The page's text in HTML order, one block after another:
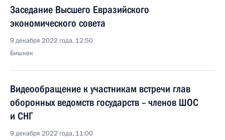
Заседание Высшего Евразийского
экономического совета
9 декабря 2022 года, 12:50
Бишкек
Видеообращение к участникам встречи глав
оборонных ведомств государств – членов ШОС
и СНГ
9 декабря 2022 года, 11:00